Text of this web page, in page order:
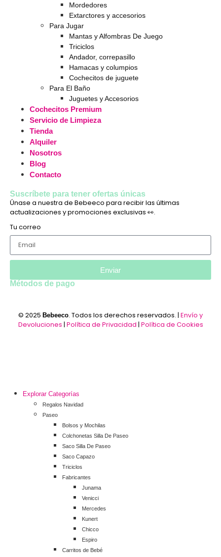
Mordedores
Extarctores y accesorios
Para Jugar
Mantas y Alfombras De Juego
Triciclos
Andador, correpasillo
Hamacas y columpios
Cochecitos de juguete
Para El Baño
Juguetes y Accesorios
Cochecitos Premium
Servicio de Limpieza
Tienda
Alquiler
Nosotros
Blog
Contacto
Suscríbete para tener ofertas únicas
Únase a nuestra de Bebeeco para recibir las últimas
actualizaciones y promociones exclusivas 👀.
Tu correo
Enviar
Métodos de pago
© 2025 Bebeeco. Todos los derechos reservados. | Envío y
Devoluciones | Política de Privacidad | Política de Cookies
Explorar Categorías
Regalos Navidad
Paseo
Bolsos y Mochilas
Colchonetas Silla De Paseo
Saco Silla De Paseo
Saco Capazo
Triciclos
Fabricantes
Junama
Venicci
Mercedes
Kunert
Chicco
Espiro
Carritos de Bebé